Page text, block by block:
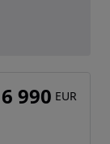
6 990 EUR